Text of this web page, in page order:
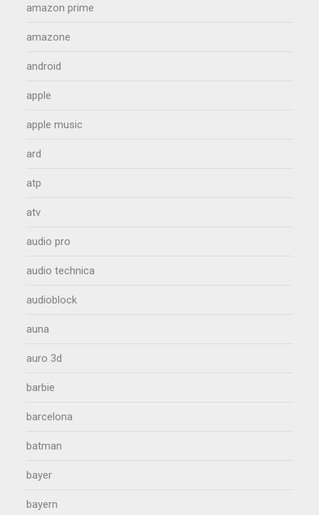
amazon prime
amazone
android
apple
apple music
ard
atp
atv
audio pro
audio technica
audioblock
auna
auro 3d
barbie
barcelona
batman
bayer
bayern